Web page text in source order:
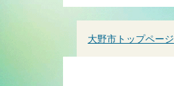
大野市トップページ